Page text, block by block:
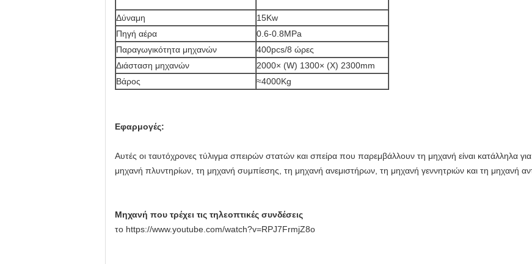
Δύναμη
15Kw
Πηγή αέρα
0.6-0.8MPa
Παραγωγικότητα μηχανών
400pcs/8 ώρες
Διάσταση μηχανών
2000× (W) 1300× (Χ) 2300mm
Βάρος
≈4000Kg
Εφαρμογές:
Αυτές οι ταυτόχρονες τύλιγμα σπειρών στατών και σπείρα που παρεμβάλλουν τη μηχανή είναι κατάλληλα
μηχανή πλυντηρίων, τη μηχανή συμπίεσης, τη μηχανή ανεμιστήρων, τη μηχανή γεννητριών και τη μηχανή
Μηχανή που τρέχει τις τηλεοπτικές συνδέσεις
το https://www.youtube.com/watch?v=RPJ7FrmjZ8o